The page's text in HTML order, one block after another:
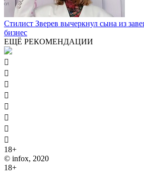
Стилист Зверев вычеркнул сына из
бизнес
ЕЩЁ РЕКОМЕНДАЦИИ








18+
© infox, 2020
18+